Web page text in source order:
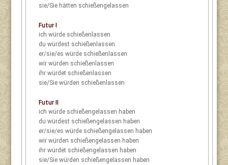
sie/Sie hätten schießengelassen
Futur I
ich würde schießenlassen
du würdest schießenlassen
er/sie/es würde schießenlassen
wir würden schießenlassen
ihr würdet schießenlassen
sie/Sie würden schießenlassen
Futur II
ich
würde schießengelassen haben
du
würdest schießengelassen haben
er/sie/es
würde schießengelassen haben
wir
würden schießengelassen haben
ihr
würdet schießengelassen haben
sie/Sie
würden schießengelassen haben